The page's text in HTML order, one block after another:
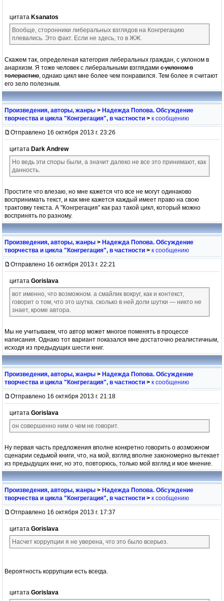
цитата Ksanatos
Вообще, сторонники либеральных взглядов на Конгрегацию
плевались. Это факт. Если не здесь, то в ЖЖ.
Скажем так, определеная категория либеральных граждан, с уклоном в
анархизм. Я тоже человек с либеральными взглядами с уклоном в
толерастию, однако цикл мне более чем понравился. Тем более я считают
его зело полезным.
Произведения, авторы, жанры > Надежда Попова. Обсуждение
творчества и цикла "Конгрегация", в частности > к сообщению
Отправлено 16 октября 2013 г. 23:26
цитата Dark Andrew
Но ведь эти споры были, а значит далеко не все это принимают, как
данность.
Простите что влезаю, но мне кажется что все не могут одинаково
воспринимать текст, и как мне кажется каждый имеет право на свою
трактовку текста. А "Конгрегация" как раз такой цикл, который можно
воспринять по разному.
Произведения, авторы, жанры > Надежда Попова. Обсуждение
творчества и цикла "Конгрегация", в частности > к сообщению
Отправлено 16 октября 2013 г. 22:21
цитата Gorislava
вот именно, что возможном. а смайлик вокруг, как и контекст,
говорит о том, что это шутка. сколько в ней доли шутки — никто не
знает, кроме автора.
Мы не учитываем, что автор может многое поменять в процессе
написания. Однако тот вариант показался мне достаточно реалистичным,
исходя из предыдущих шести книг.
Произведения, авторы, жанры > Надежда Попова. Обсуждение
творчества и цикла "Конгрегация", в частности > к сообщению
Отправлено 16 октября 2013 г. 21:18
цитата Gorislava
он совершенно ним о чем не говорит.
Ну первая часть предложения вполне конкретно говорить о возможном
сценарии седьмой книги, что, на мой, взгляд вполне закономерно вытекает
из предыдущих книг, но это, повторюсь, только мой взгляд и мое мнение.
Произведения, авторы, жанры > Надежда Попова. Обсуждение
творчества и цикла "Конгрегация", в частности > к сообщению
Отправлено 16 октября 2013 г. 17:37
цитата Gorislava
Насчет коррупции я не уверена, что это было всерьез.
Вероятность коррупции есть всегда.
цитата Gorislava